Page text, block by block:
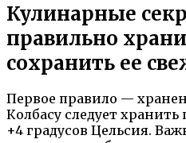
Кулинарные
правильно
сохранить ее
Первое правило —
Колбасу следует
+4 градусов Цельсия.